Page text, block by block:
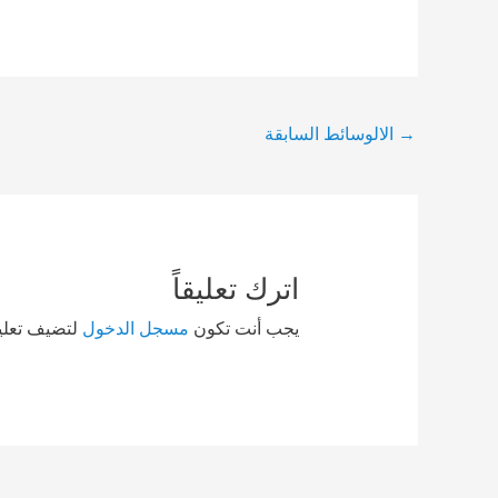
Post→ الالوسائط السابقة
اترك تعليقاً
يجب أنت تكون مسجل الدخول لتضيف